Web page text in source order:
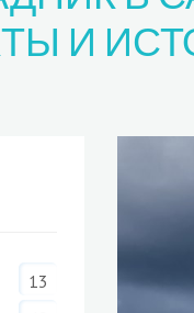
И
13